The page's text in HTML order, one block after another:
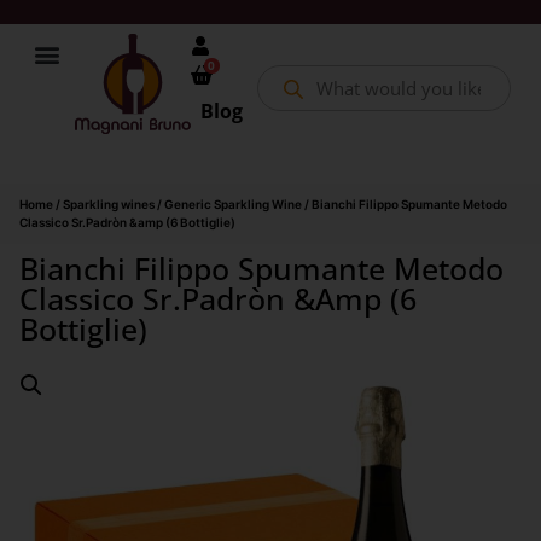
0
Blog
Home / Sparkling wines / Generic Sparkling Wine / Bianchi Filippo Spumante Metodo
Classico Sr.Padròn &amp (6 Bottiglie)
Bianchi Filippo Spumante Metodo
Classico Sr.Padròn &amp (6
Bottiglie)